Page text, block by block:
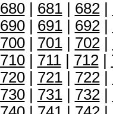
680| 681| 682|
690| 691| 692|
700| 701| 702|
710| 711| 712|
720| 721| 722|
730| 731| 732|